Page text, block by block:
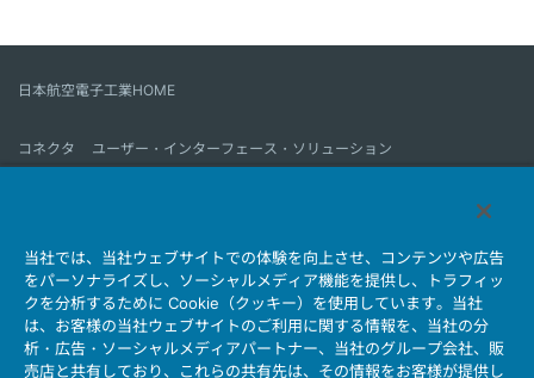
日本航空電子工業HOME
コネクタ
ユーザー・インターフェース・ソリューション
会社情報 サステナビリティ IR情報 採用情報
会社情報新着一覧
製品情報新着一覧
サイトマップ お問い合わせ
当社では、当社ウェブサイトでの体験を向上させ、コンテンツや広告
をパーソナライズし、ソーシャルメディア機能を提供し、トラフィッ
クを分析するために Cookie（クッキー）を使用しています。当社
は、お客様の当社ウェブサイトのご利用に関する情報を、当社の分
析・広告・ソーシャルメディアパートナー、当社のグループ会社、販
売店と共有しており、これらの共有先は、その情報をお客様が提供し